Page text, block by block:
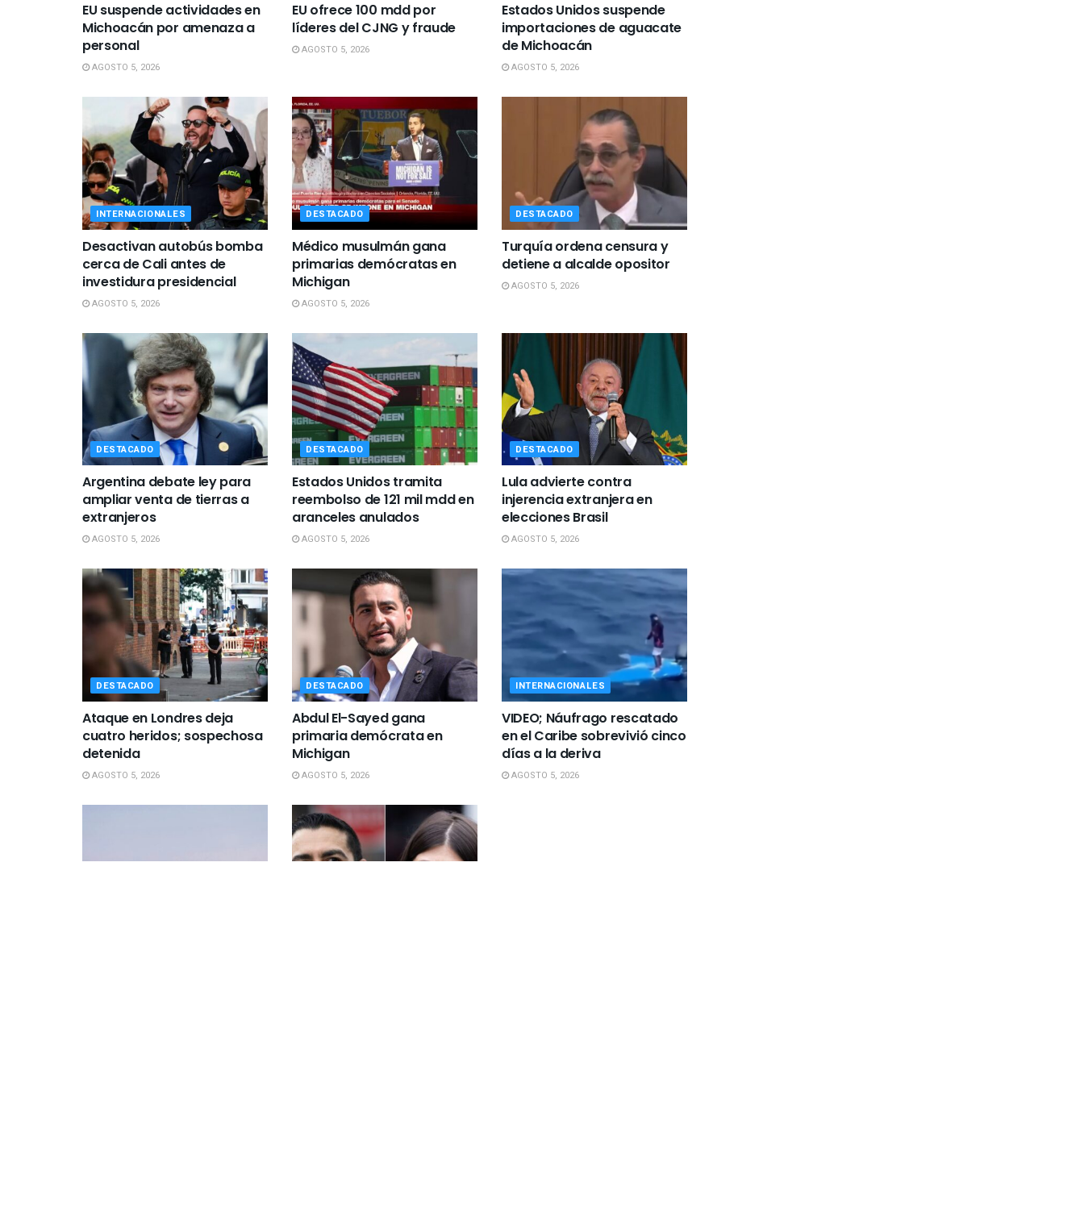
EU suspende actividades en
Michoacán por amenaza a
personal
AGOSTO 5, 2026
EU ofrece 100 mdd por
líderes del CJNG y fraude
AGOSTO 5, 2026
Estados Unidos suspende
importaciones de aguacate
de Michoacán
AGOSTO 5, 2026
INTERNACIONALES
Desactivan autobús bomba
cerca de Cali antes de
investidura presidencial
AGOSTO 5, 2026
DESTACADO
Médico musulmán gana
primarias demócratas en
Michigan
AGOSTO 5, 2026
DESTACADO
Turquía ordena censura y
detiene a alcalde opositor
AGOSTO 5, 2026
DESTACADO
Argentina debate ley para
ampliar venta de tierras a
extranjeros
AGOSTO 5, 2026
DESTACADO
Estados Unidos tramita
reembolso de 121 mil mdd en
aranceles anulados
AGOSTO 5, 2026
DESTACADO
Lula advierte contra
injerencia extranjera en
elecciones Brasil
AGOSTO 5, 2026
DESTACADO
Ataque en Londres deja
cuatro heridos; sospechosa
detenida
AGOSTO 5, 2026
DESTACADO
Abdul El-Sayed gana
primaria demócrata en
Michigan
AGOSTO 5, 2026
INTERNACIONALES
VIDEO; Náufrago rescatado
en el Caribe sobrevivió cinco
días a la deriva
AGOSTO 5, 2026